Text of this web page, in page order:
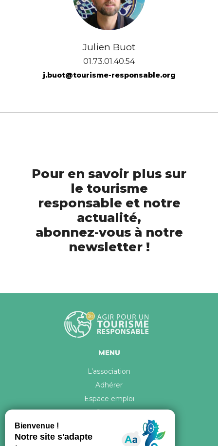
Julien Buot
01.73.01.40.54
j.buot@tourisme-responsable.org
Pour en savoir plus sur
le tourisme
responsable et notre
actualité,
abonnez-vous à notre
newsletter !
MENU
L’association
Adhérer
Espace emploi
Contact